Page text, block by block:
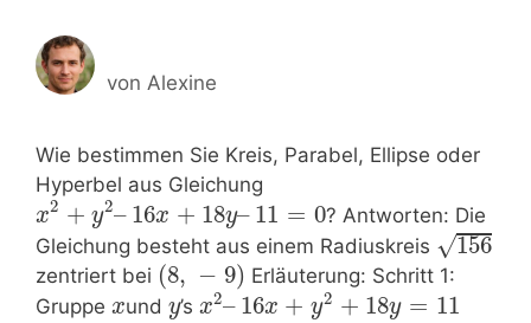
von Alexine
Wie bestimmen Sie Kreis, Parabel, Ellipse oder
Hyperbel aus Gleichung
x2 + y2– 16x + 18y– 11 = 0? Antworten: Die
Gleichung besteht aus einem Radiuskreis √156
zentriert bei (8, − 9) Erläuterung: Schritt 1:
Gruppe xund y’sx2– 16x + y2 + 18y = 11